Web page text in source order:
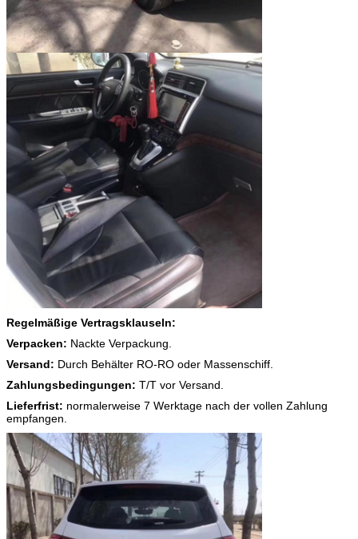
Regelmäßige Vertragsklauseln:
Verpacken: Nackte Verpackung.
Versand: Durch Behälter RO-RO oder Massenschiff.
Zahlungsbedingungen: T/T vor Versand.
Lieferfrist: normalerweise 7 Werktage nach der vollen Zahlung
empfangen.